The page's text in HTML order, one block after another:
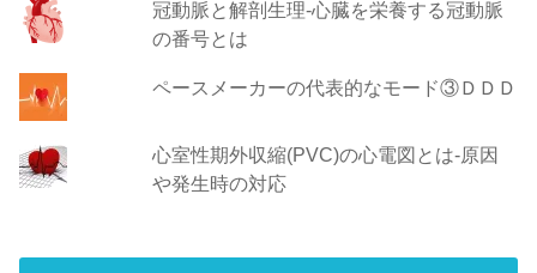
冠動脈と解剖生理-心臓を栄養する冠動脈
の番号とは
ペースメーカーの代表的なモード③ＤＤＤ
心室性期外収縮(PVC)の心電図とは-原因
や発生時の対応